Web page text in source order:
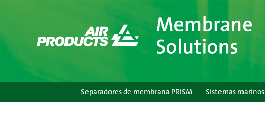
Separadores de membrana PRISM Sistemas marinos